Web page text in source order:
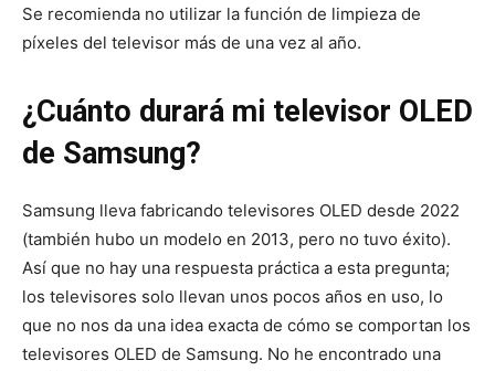
Se recomienda no utilizar la función de limpieza de
píxeles del televisor más de una vez al año.
¿Cuánto durará mi televisor OLED
de Samsung?
Samsung lleva fabricando televisores OLED desde 2022
(también hubo un modelo en 2013, pero no tuvo éxito).
Así que no hay una respuesta práctica a esta pregunta;
los televisores solo llevan unos pocos años en uso, lo
que no nos da una idea exacta de cómo se comportan los
televisores OLED de Samsung. No he encontrado una